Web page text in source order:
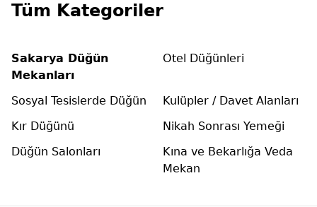
Tüm Kategoriler
Sakarya Düğün
Mekanları
Otel Düğünleri
Sosyal Tesislerde Düğün
Kulüpler / Davet Alanları
Kır Düğünü
Nikah Sonrası Yemeği
Düğün Salonları
Kına ve Bekarlığa Veda
Mekan